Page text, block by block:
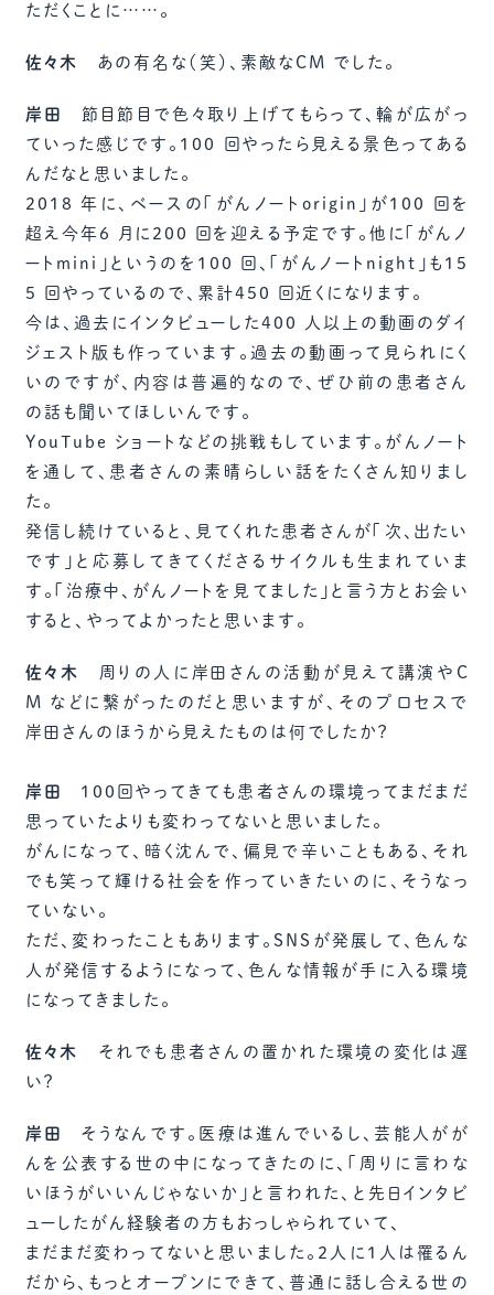
ただくことに……。
佐々木 あの有名な（笑）、素敵なCM でした。
岸田
節目節目で色々取り上げてもらって、輪が広がっ
ていった感じです。100 回やったら見える景色ってある
んだなと思いました。
2018 年に、ベースの「がんノートorigin」が100 回を
超え今年6 月に200 回を迎える予定です。他に「がんノ
ートmini」というのを100 回、「がんノートnight」も15
5 回やっているので、累計450 回近くになります。
今は、過去にインタビューした400 人以上の動画のダイ
ジェスト版も作っています。過去の動画って見られにく
いのですが、内容は普遍的なので、ぜひ前の患者さん
の話も聞いてほしいんです。
YouTube ショートなどの挑戦もしています。がんノート
を通して、患者さんの素晴らしい話をたくさん知りまし
た。
発信し続けていると、見てくれた患者さんが「次、出たい
です」と応募してきてくださるサイクルも生まれていま
す。「治療中、がんノートを見てました」と言う方とお会い
すると、やってよかったと思います。
佐々木
周りの人に岸田さんの活動が見えて講演やC
M などに繋がったのだと思いますが、そのプロセスで
岸田さんのほうから見えたものは何でしたか？
岸田
100回やってきても患者さんの環境ってまだまだ
思っていたよりも変わってないと思いました。
がんになって、暗く沈んで、偏見で辛いこともある、それ
でも笑って輝ける社会を作っていきたいのに、そうなっ
ていない。
ただ、変わったこともあります。SNSが発展して、色んな
人が発信するようになって、色んな情報が手に入る環境
になってきました。
佐々木
それでも患者さんの置かれた環境の変化は遅
い？
岸田
そうなんです。医療は進んでいるし、芸能人がが
んを公表する世の中になってきたのに、「周りに言わな
いほうがいいんじゃないか」と言われた、と先日インタビ
ューしたがん経験者の方もおっしゃられていて、
まだまだ変わってないと思いました。２人に１人は罹るん
だから、もっとオープンにできて、普通に話し合える世の